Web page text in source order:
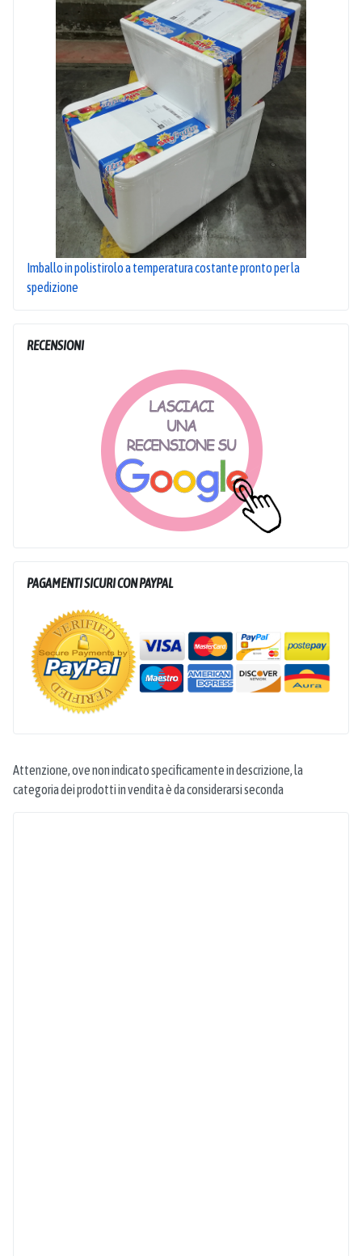
Imballo in polistirolo a temperatura costante pronto per la
spedizione
RECENSIONI
PAGAMENTI SICURI CON PAYPAL
Attenzione, ove non indicato specificamente in descrizione, la
categoria dei prodotti in vendita è da considerarsi seconda